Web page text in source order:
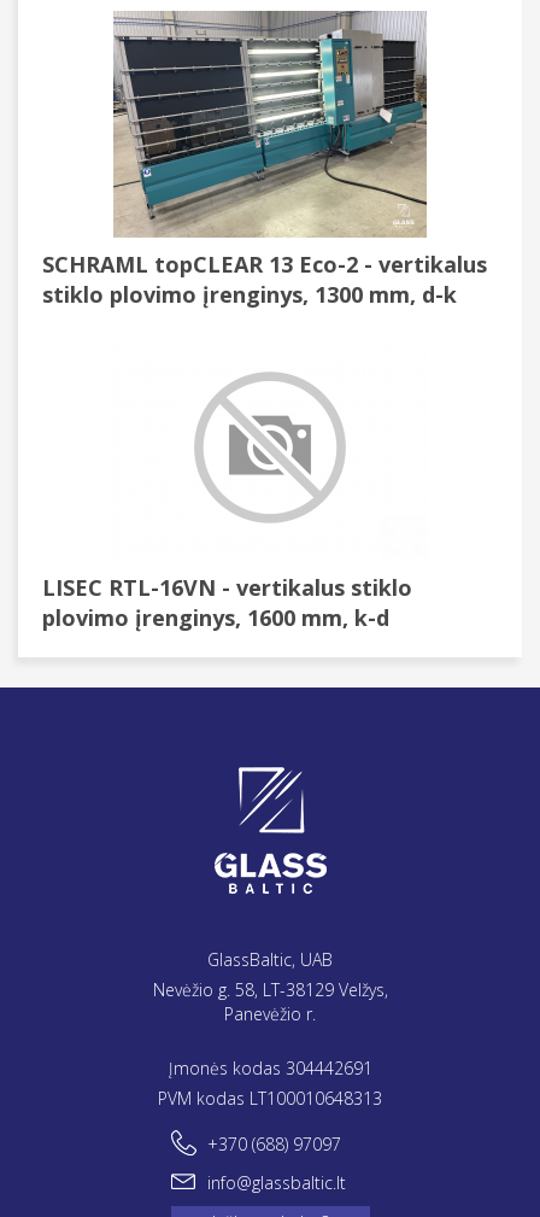
SCHRAML topCLEAR 13 Eco-2 - vertikalus
stiklo plovimo įrenginys, 1300 mm, d-k
LISEC RTL-16VN - vertikalus stiklo
plovimo įrenginys, 1600 mm, k-d
GlassBaltic, UAB
Nevėžio g. 58, LT-38129 Velžys,
Panevėžio r.
Įmonės kodas 304442691
PVM kodas LT100010648313
+370 (688) 97097
info@glassbaltic.lt